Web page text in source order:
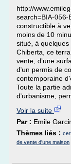
http://
search=BIA-056-
constructible à
moins de 10
situé, à
Chiberta, ce
vente, d'une
d'un permis de
contemporaine
Toute la partie
d'urbanisme,
Voir la suite
Par : Emile
Thèmes liés :
de vente d'une maison